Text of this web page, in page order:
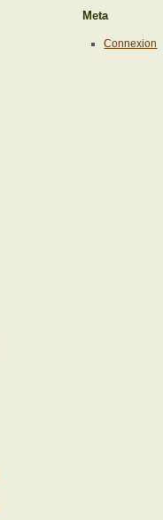
Meta
Connexion